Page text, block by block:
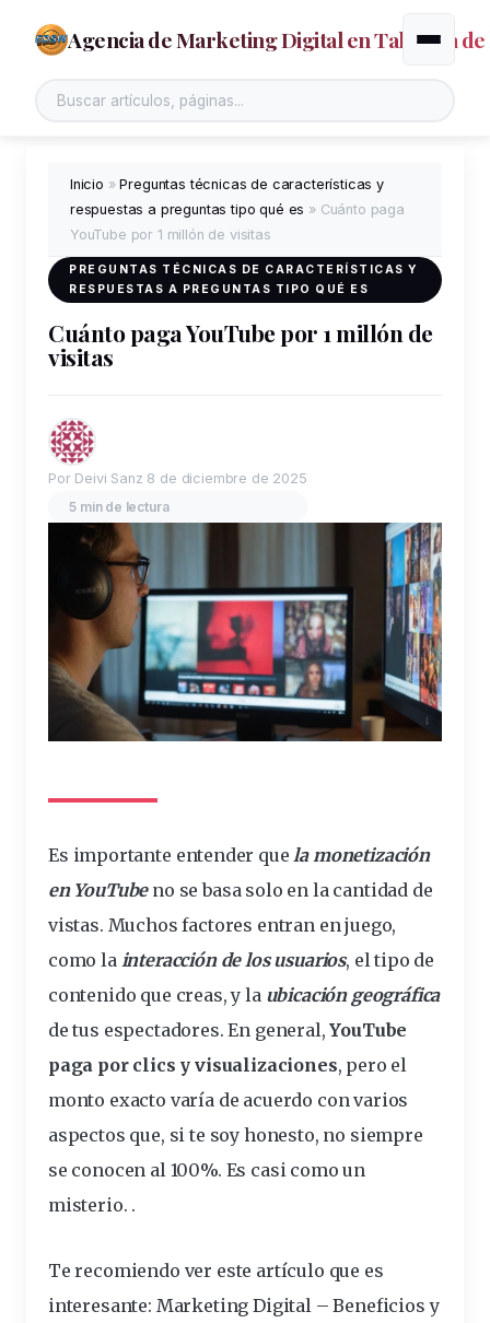
Agencia de Marketing Digital en Talavera de
Alternar
Inicio »Preguntas técnicas de características y
respuestas a preguntas tipo qué es » Cuánto paga
YouTube por 1 millón de visitas
PREGUNTAS TÉCNICAS DE CARACTERÍSTICAS Y
RESPUESTAS A PREGUNTAS TIPO QUÉ ES
Cuánto paga YouTube por 1 millón de
visitas
Por Deivi Sanz 8 de diciembre de 2025
5 min de lectura
Es importante entender quelamonetización
en YouTubeno se basa solo en la cantidad de
vistas. Muchosfactores entran en juego,
como la interacción de los usuarios, el tipo de
contenido que creas, y la ubicación geográfica
de tus espectadores. En general,YouTube
paga por clics yvisualizaciones, pero el
monto exacto varíade acuerdo con varios
aspectos que, si te soy honesto, no siempre
se conocen al 100%. Es casi como un
misterio. .
Te recomiendo ver este artículo que es
interesante: Marketing Digital – Beneficios y